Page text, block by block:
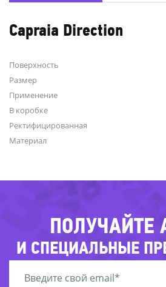
Capraia Direction
Поверхность
Размер
Применение
В коробке
Ректифицированная
Материал
ПОЛУЧАЙТЕ
И СПЕЦИАЛЬНЫЕ
-83%
-47%
--
-38%